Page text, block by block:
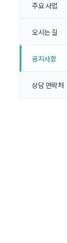
주요 사업
오시는 길
공지사항
상담 연락처